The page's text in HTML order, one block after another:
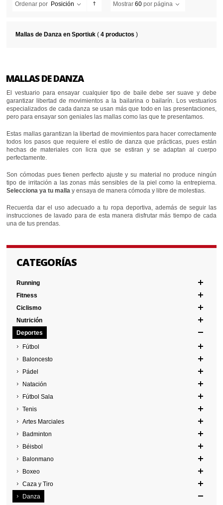
Ordenar por Posición Mostrar 60 por página
Mallas de Danza en Sportiuk (4 productos )
MALLAS DE DANZA
El vestuario para ensayar cualquier tipo de baile debe ser suave y debe
garantizar libertad de movimientos a la bailarina o bailarín. Los vestuarios
especializados de cada danza se usan más que todo en las presentaciones,
pero para ensayar son geniales las mallas como las que te presentamos.
Estas mallas garantizan la libertad de movimientos para hacer correctamente
todos los pasos que requiere el estilo de danza que prácticas, pues están
hechas de materiales con licra que se estiran y se adaptan al cuerpo
perfectamente.
Son cómodas pues tienen perfecto ajuste y su material no produce ningún
tipo de irritación a las zonas más sensibles de la piel como la entrepierna.
Selecciona ya tu malla y ensaya de manera cómoda y libre de molestias.
Recuerda dar el uso adecuado a tu ropa deportiva, además de seguir las
instrucciones de lavado para de esta manera disfrutar más tiempo de cada
una de tus prendas.
CATEGORÍAS
Running
Fitness
Ciclismo
Nutrición
Deportes
Fútbol
Baloncesto
Pádel
Natación
Fútbol Sala
Tenis
Artes Marciales
Badminton
Béisbol
Balonmano
Boxeo
Caza y Tiro
Danza